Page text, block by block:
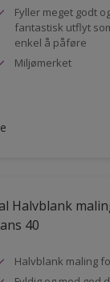
Fyller meget godt
fantastisk utflyt
enkel å påføre
Miljømerket
Halvblank
40
Halvblank maling